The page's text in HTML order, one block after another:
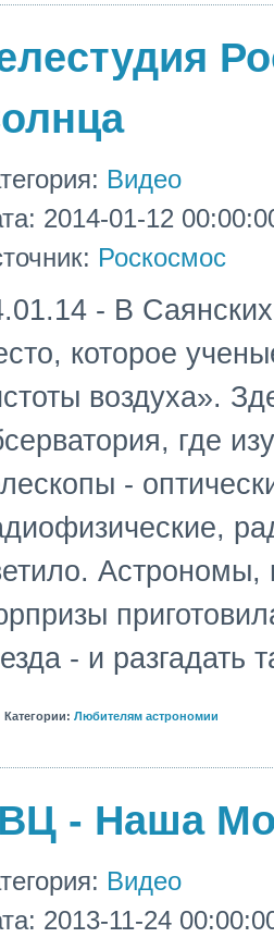
Видео
2014-01-12
Роскосмос
- В
которое
воздуха».
где
-
Астрономы,
- и разгадать
Категории: Любителям астрономии
- Наша
Видео
2013-11-24